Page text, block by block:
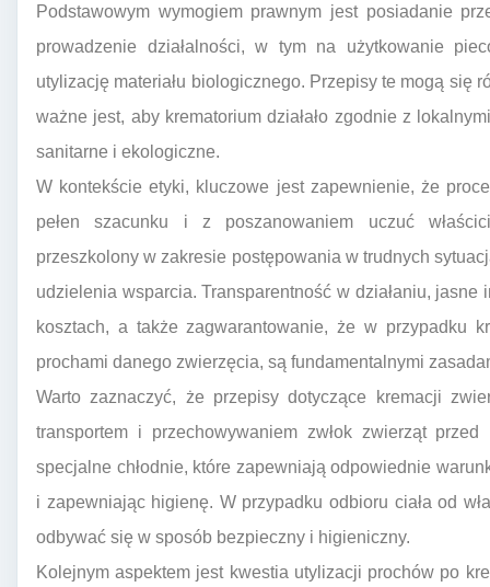
Podstawowym wymogiem prawnym jest posiadanie
prowadzenie działalności, w tym na użytkowanie
utylizację materiału biologicznego. Przepisy te mogą się
ważne jest, aby krematorium działało zgodnie z
sanitarne i ekologiczne.
W kontekście etyki, kluczowe jest zapewnienie, że
pełen szacunku i z poszanowaniem uczuć
przeszkolony w zakresie postępowania w trudnych
udzielenia wsparcia. Transparentność w działaniu,
kosztach, a także zagwarantowanie, że w przypadku
prochami danego zwierzęcia, są fundamentalnymi
Warto zaznaczyć, że przepisy dotyczące kremacji
transportem i przechowywaniem zwłok zwierząt
specjalne chłodnie, które zapewniają odpowiednie
i zapewniając higienę. W przypadku odbioru ciała od
odbywać się w sposób bezpieczny i higieniczny.
Kolejnym aspektem jest kwestia utylizacji prochów po